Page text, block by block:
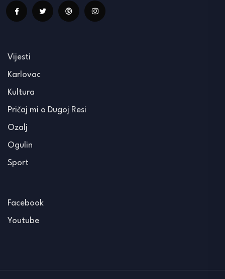
Vijesti
Karlovac
Kultura
Pričaj mi o Dugoj Resi
Ozalj
Ogulin
Sport
Facebook
Youtube